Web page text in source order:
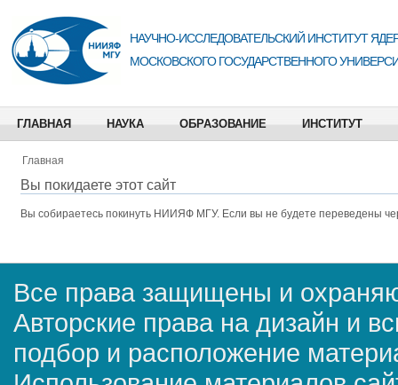
НАУЧНО-ИССЛЕДОВАТЕЛЬСКИЙ ИНСТИТУТ
МОСКОВСКОГО ГОСУДАРСТВЕННОГО
ГЛАВНАЯ НАУКА ОБРАЗОВАНИЕ ИНСТИТУТ
Главная
Вы покидаете этот сайт
Вы собираетесь покинуть НИИЯФ МГУ. Если вы не будете переведены
Все права защищены и
Авторские права на дизайн и
подбор и расположение